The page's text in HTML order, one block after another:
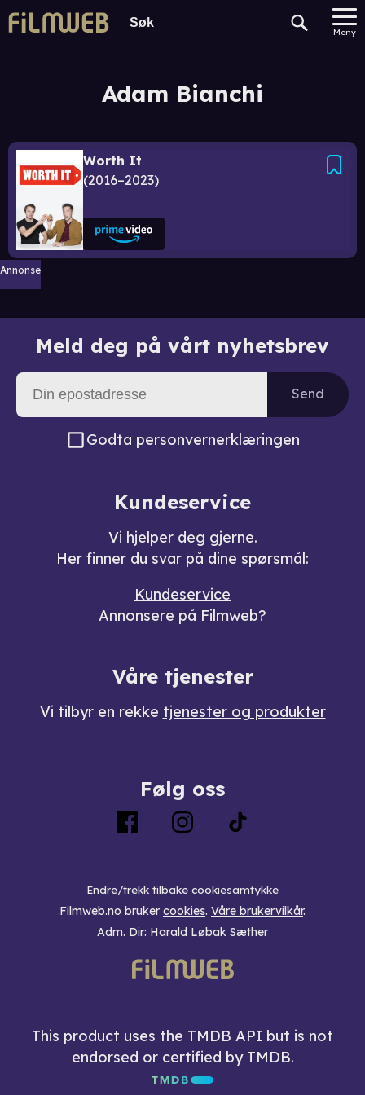
Meny
Adam Bianchi
Worth It
2016–2023
Annonse
Meld deg på vårt nyhetsbrev
Send
Godta personvernerklæringen
Kundeservice
Vi hjelper deg gjerne.
Her finner du svar på dine spørsmål:
Kundeservice
Annonsere på Filmweb?
Våre tjenester
Vi tilbyr en rekke tjenester og produkter
Følg oss
Endre/trekk tilbake cookiesamtykke
Filmweb.no bruker cookies. Våre brukervilkår.
Adm. Dir: Harald Løbak Sæther
This product uses the TMDB API but is not
endorsed or certified by TMDB.